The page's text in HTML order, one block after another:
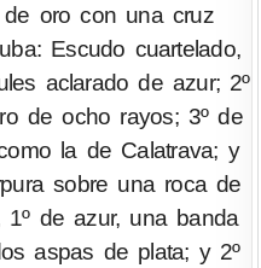
de oro con una cruz
Escudo cuartelado,
aclarado de azur; 2º
de ocho rayos; 3º de
la de Calatrava; y
sobre una roca de
1º de azur, una banda
aspas de plata; y 2º